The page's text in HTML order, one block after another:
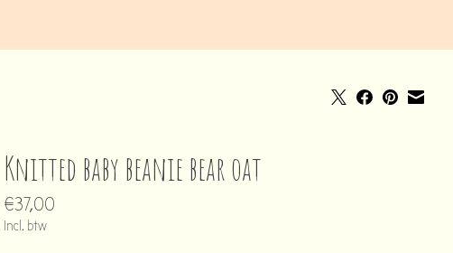
Knitted baby beanie bear oat
€37,00
Incl. btw